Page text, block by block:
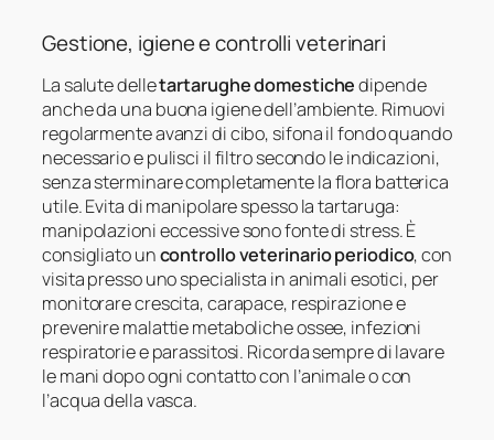
Gestione, igiene e controlli veterinari
La salute delletartarughe domestichedipende
anche da una buona igiene dell’ambiente. Rimuovi
regolarmente avanzi di cibo, sifona il fondo quando
necessario e pulisci il filtro secondo le indicazioni,
senza sterminare completamente la flora batterica
utile. Evita di manipolare spesso la tartaruga:
manipolazioni eccessive sono fonte di stress. È
consigliato uncontrollo veterinario periodico, con
visita presso uno specialista in animali esotici, per
monitorare crescita, carapace, respirazione e
prevenire malattie metaboliche ossee, infezioni
respiratorie e parassitosi. Ricorda sempre di lavare
le mani dopo ogni contatto con l’animale o con
l’acqua della vasca.